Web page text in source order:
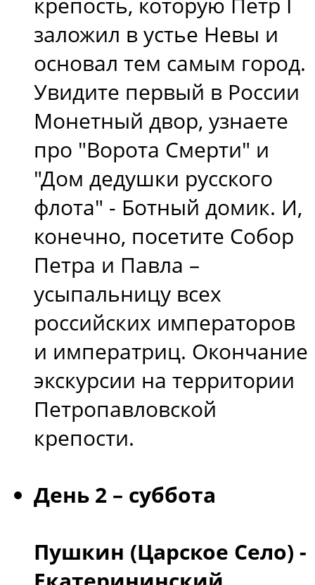
заложил в устье Невы и
основал тем самым город.
Увидите первый в России
Монетный двор, узнаете
про "Ворота Смерти" и
"Дом дедушки русского
флота" - Ботный домик. И,
конечно, посетите Собор
Петра и Павла –
усыпальницу всех
российских императоров
и императриц. Окончание
экскурсии на территории
Петропавловской
крепости.
День 2 – суббота
Пушкин (Царское Село) -